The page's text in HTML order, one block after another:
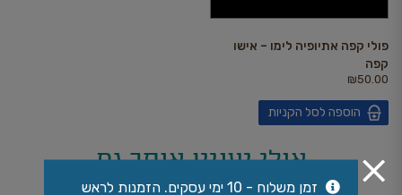
פולי קפה אתיופיה לימו – אישו
קפה
₪50.00
הוספה לסל הקניות
אולי יעניין אותך גם
זמן משלוח - 10 ימי עסקים. הזמנות לראש